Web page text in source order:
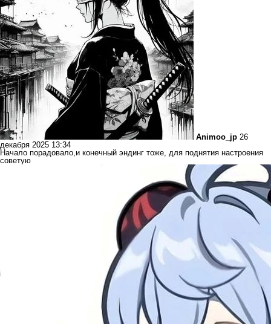
Animoo_jp 26
декабря 2025 13:34
Начало порадовало,и конечный эндинг тоже, для поднятия настроения
советую